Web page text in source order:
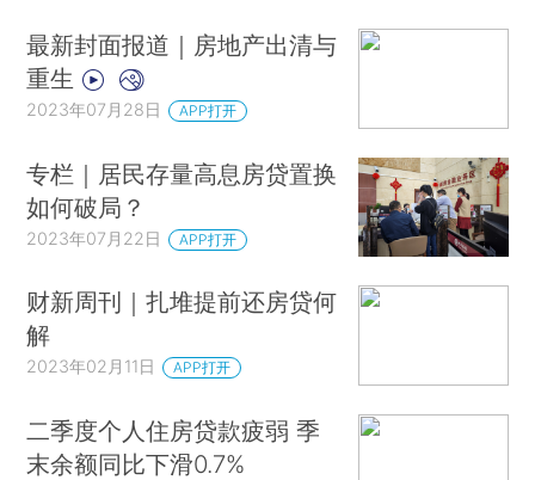
最新封面报道｜房地产出清与
重生
2023年07月28日 APP打开
专栏｜居民存量高息房贷置换
如何破局？
2023年07月22日 APP打开
财新周刊｜扎堆提前还房贷何
解
2023年02月11日 APP打开
二季度个人住房贷款疲弱 季
末余额同比下滑0.7%